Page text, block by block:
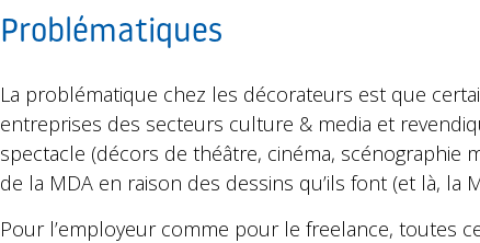
Problématiques
La problématique chez les décorateurs est que
entreprises des secteurs culture & media et
spectacle (décors de théâtre, cinéma, scénographie
de la MDA en raison des dessins qu’ils font (et là, la
Pour l’employeur comme pour le freelance, toutes